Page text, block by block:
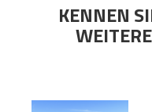
KENNEN